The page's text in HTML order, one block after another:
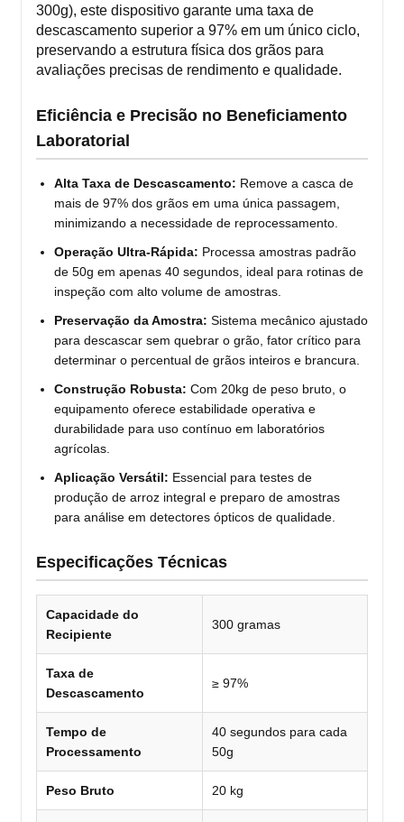
300g), este dispositivo garante uma taxa de
descascamento superior a 97% em um único ciclo,
preservando a estrutura física dos grãos para
avaliações precisas de rendimento e qualidade.
Eficiência e Precisão no Beneficiamento
Laboratorial
Alta Taxa de Descascamento: Remove a casca de
mais de 97% dos grãos em uma única passagem,
minimizando a necessidade de reprocessamento.
Operação Ultra-Rápida: Processa amostras padrão
de 50g em apenas 40 segundos, ideal para rotinas de
inspeção com alto volume de amostras.
Preservação da Amostra: Sistema mecânico ajustado
para descascar sem quebrar o grão, fator crítico para
determinar o percentual de grãos inteiros e brancura.
Construção Robusta: Com 20kg de peso bruto, o
equipamento oferece estabilidade operativa e
durabilidade para uso contínuo em laboratórios
agrícolas.
Aplicação Versátil: Essencial para testes de
produção de arroz integral e preparo de amostras
para análise em detectores ópticos de qualidade.
Especificações Técnicas
Capacidade do
Recipiente
300 gramas
Taxa de
Descascamento
≥ 97%
Tempo de
Processamento
40 segundos para cada
50g
Peso Bruto 20 kg